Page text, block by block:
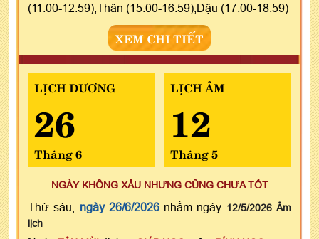
(11:00-12:59),Thân (15:00-16:59),Dậu (17:00-18:59)
XEM CHI TIẾT
LỊCH DƯƠNG
26
Tháng 6
LỊCH ÂM
12
Tháng 5
NGÀY KHÔNG XẤU NHƯNG CŨNG CHƯA TỐT
Thứ sáu, ngày 26/6/2026nhằm ngày 12/5/2026 Âm
lịch